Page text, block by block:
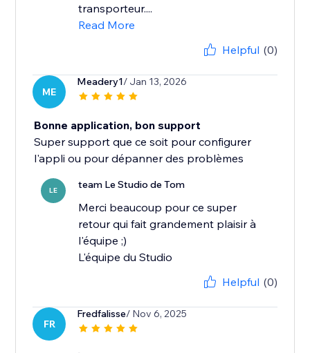
transporteur....
Read More
Helpful (0)
ME
Meadery1/ Jan 13, 2026
Bonne application, bon support
Super support que ce soit pour configurer
l'appli ou pour dépanner des problèmes
LE team Le Studio de Tom
Merci beaucoup pour ce super
retour qui fait grandement plaisir à
l'équipe ;)
L'équipe du Studio
Helpful (0)
FR
Fredfalisse/ Nov 6, 2025